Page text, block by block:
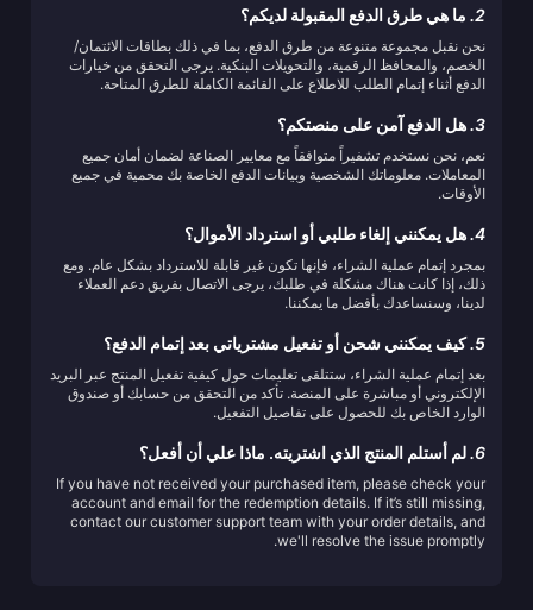
2. ما هي طرق الدفع المقبولة لديكم؟
نحن نقبل مجموعة متنوعة من طرق الدفع، بما في ذلك بطاقات الائتمان/
الخصم، والمحافظ الرقمية، والتحويلات البنكية. يرجى التحقق من خيارات
الدفع أثناء إتمام الطلب للاطلاع على القائمة الكاملة للطرق المتاحة.
3. هل الدفع آمن على منصتكم؟
نعم، نحن نستخدم تشفيراً متوافقاً مع معايير الصناعة لضمان أمان جميع
المعاملات. معلوماتك الشخصية وبيانات الدفع الخاصة بك محمية في جميع
الأوقات.
4. هل يمكنني إلغاء طلبي أو استرداد الأموال؟
بمجرد إتمام عملية الشراء، فإنها تكون غير قابلة للاسترداد بشكل عام. ومع
ذلك، إذا كانت هناك مشكلة في طلبك، يرجى الاتصال بفريق دعم العملاء
لدينا، وسنساعدك بأفضل ما يمكننا.
5. كيف يمكنني شحن أو تفعيل مشترياتي بعد إتمام الدفع؟
بعد إتمام عملية الشراء، ستتلقى تعليمات حول كيفية تفعيل المنتج عبر البريد
الإلكتروني أو مباشرة على المنصة. تأكد من التحقق من حسابك أو صندوق
الوارد الخاص بك للحصول على تفاصيل التفعيل.
6. لم أستلم المنتج الذي اشتريته. ماذا علي أن أفعل؟
If you have not received your purchased item, please check your
account and email for the redemption details. If it’s still missing,
contact our customer support team with your order details, and
we'll resolve the issue promptly.